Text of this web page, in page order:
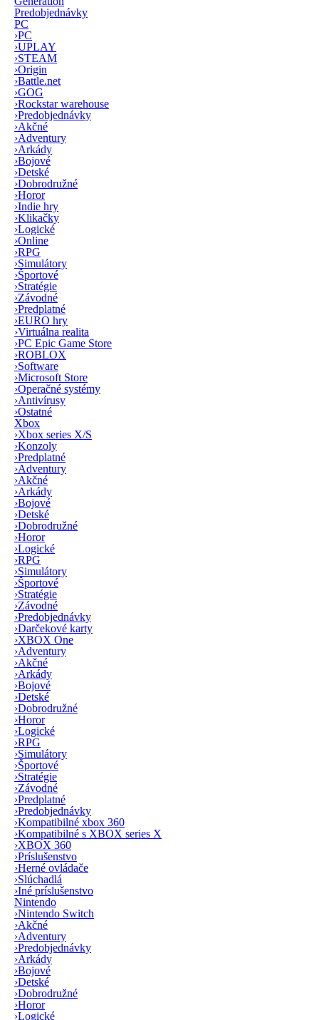
Predobjednávky
PC
›PC
›UPLAY
›STEAM
›Origin
›Battle.net
›GOG
›Rockstar warehouse
›Predobjednávky
›Akčné
›Adventury
›Arkády
›Bojové
›Detské
›Dobrodružné
›Horor
›Indie hry
›Klikačky
›Logické
›Online
›RPG
›Simulátory
›Športové
›Stratégie
›Závodné
›Predplatné
›EURO hry
›Virtuálna realita
›PC Epic Game Store
›ROBLOX
›Software
›Microsoft Store
›Operačné systémy
›Antivírusy
›Ostatné
Xbox
›Xbox series X/S
›Konzoly
›Predplatné
›Adventury
›Akčné
›Arkády
›Bojové
›Detské
›Dobrodružné
›Horor
›Logické
›RPG
›Simulátory
›Športové
›Stratégie
›Závodné
›Predobjednávky
›Darčekové karty
›XBOX One
›Adventury
›Akčné
›Arkády
›Bojové
›Detské
›Dobrodružné
›Horor
›Logické
›RPG
›Simulátory
›Športové
›Stratégie
›Závodné
›Predplatné
›Predobjednávky
›Kompatibilné xbox 360
›Kompatibilné s XBOX series X
›XBOX 360
›Príslušenstvo
›Herné ovládače
›Slúchadlá
›Iné príslušenstvo
Nintendo
›Nintendo Switch
›Akčné
›Adventury
›Predobjednávky
›Arkády
›Bojové
›Detské
›Dobrodružné
›Horor
›Logické